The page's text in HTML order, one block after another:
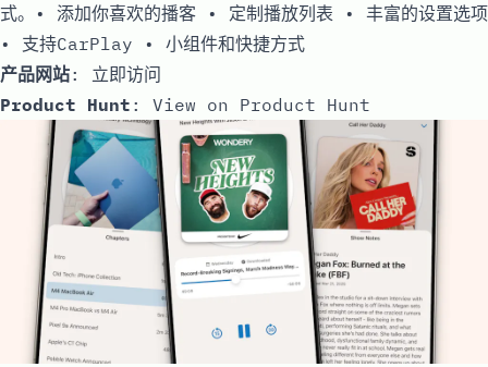
式。• 添加你喜欢的播客 • 定制播放列表 • 丰富的设置选项
• 支持CarPlay • 小组件和快捷方式
产品网站: 立即访问
Product Hunt : View on Product Hunt